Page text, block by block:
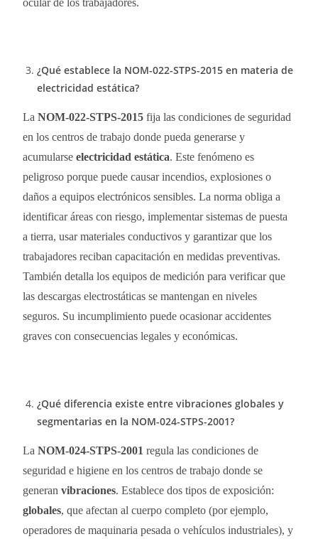
ocular de los trabajadores.
¿Qué establece la NOM-022-STPS-2015 en materia de
electricidad estática?
LaNOM-022-STPS-2015 fija las condiciones de seguridad
en los centros de trabajo donde pueda generarse y
acumularseelectricidad estática. Este fenómeno es
peligroso porque puede causar incendios, explosiones o
daños a equipos electrónicos sensibles. La norma obliga a
identificar áreas con riesgo, implementar sistemas de puesta
a tierra, usar materiales conductivos y garantizar que los
trabajadores reciban capacitación en medidas preventivas.
También detalla los equipos de medición para verificar que
las descargas electrostáticas se mantengan en niveles
seguros. Su incumplimiento puede ocasionar accidentes
graves con consecuencias legales y económicas.
¿Qué diferencia existe entre vibraciones globales y
segmentarias en la NOM-024-STPS-2001?
LaNOM-024-STPS-2001 regula las condiciones de
seguridad e higiene en los centros de trabajo donde se
generanvibraciones. Establece dos tipos de exposición:
globales, que afectan al cuerpo completo (por ejemplo,
operadores de maquinaria pesada o vehículos industriales), y